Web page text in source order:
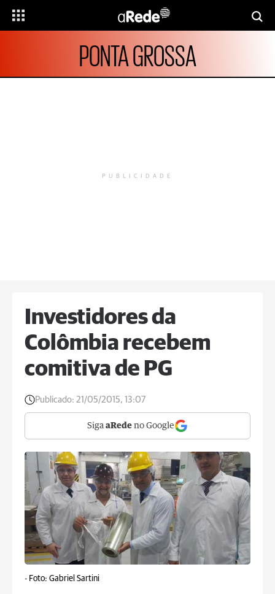
PONTA GROSSA
PUBLICIDADE
Investidores da
Colômbia recebem
comitiva de PG
Publicado: 21/05/2015, 13:07
Siga aRede no Google
- Foto: Gabriel Sartini